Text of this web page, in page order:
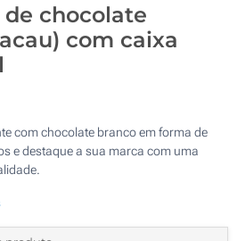
de chocolate
com caixa
com chocolate branco em forma de
e destaque a sua marca com uma